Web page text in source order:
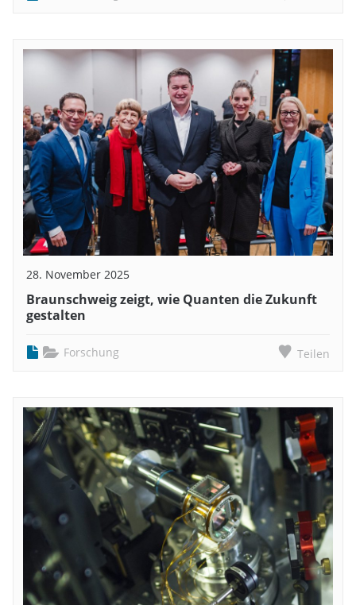
28. November 2025
Braunschweig zeigt, wie Quanten die Zukunft
gestalten
Forschung Teilen